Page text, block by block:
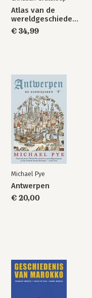
Atlas van de
wereldgeschiedenis
€ 34,99
Michael Pye
Antwerpen
€ 20,00